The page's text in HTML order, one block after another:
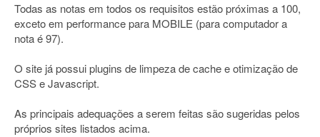
Todas as notas em todos os requisitos estão próximas a 100,
exceto em performance para MOBILE (para computador a
nota é 97).
O site já possui plugins de limpeza de cache e otimização de
CSS e Javascript.
As principais adequações a serem feitas são sugeridas pelos
próprios sites listados acima.